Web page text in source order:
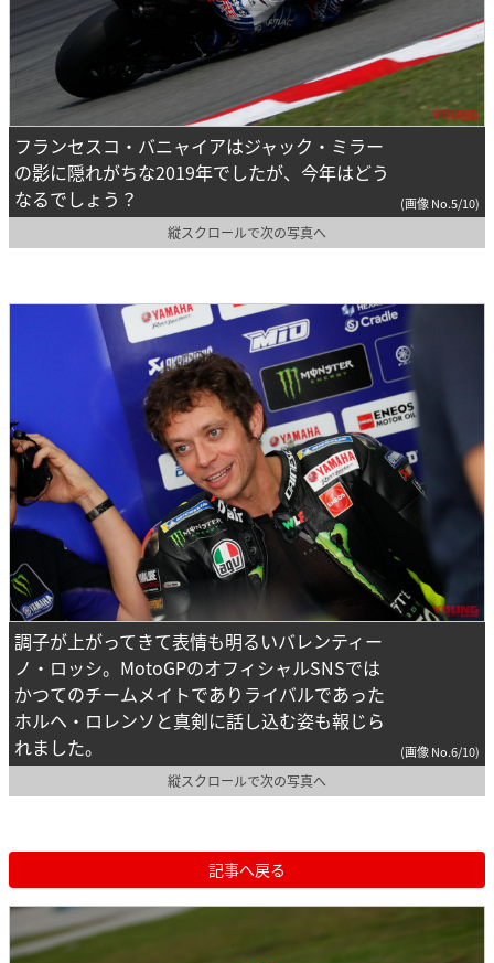
フランセスコ・バニャイアはジャック・ミラー
の影に隠れがちな2019年でしたが、今年はどう
なるでしょう？
(画像 No.5/10)
縦スクロールで次の写真へ
調子が上がってきて表情も明るいバレンティー
ノ・ロッシ。MotoGPのオフィシャルSNSでは
かつてのチームメイトでありライバルであった
ホルヘ・ロレンソと真剣に話し込む姿も報じら
れました。
(画像 No.6/10)
縦スクロールで次の写真へ
記事へ戻る